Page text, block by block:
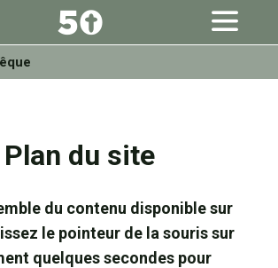
Plan du site
du contenu disponible sur
le pointeur de la souris sur
quelques secondes pour